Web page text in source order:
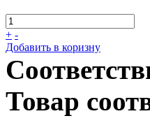
+ -
Добавить в коризну
Товар